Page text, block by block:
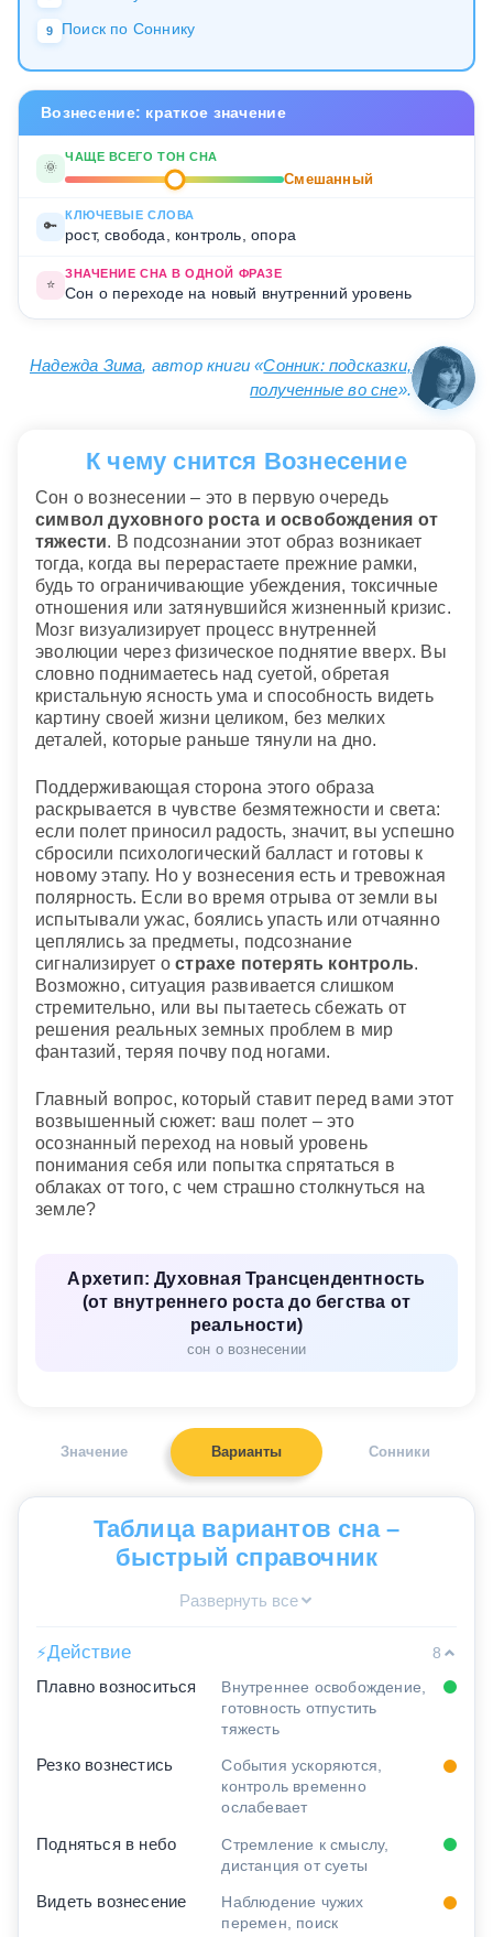
9 Поиск по Соннику
Вознесение: краткое значение
🌞
ЧАЩЕ ВСЕГО ТОН СНА
Смешанный
🔑
КЛЮЧЕВЫЕ СЛОВА
рост, свобода, контроль, опора
⭐
ЗНАЧЕНИЕ СНА В ОДНОЙ ФРАЗЕ
Сон о переходе на новый внутренний уровень
Надежда Зима, автор книги «Сонник: подсказки,
полученные во сне».
К чему снится Вознесение
Сон о вознесении – это в первую очередь
символ духовного роста и освобождения от
тяжести. В подсознании этот образ возникает
тогда, когда вы перерастаете прежние рамки,
будь то ограничивающие убеждения, токсичные
отношения или затянувшийся жизненный кризис.
Мозг визуализирует процесс внутренней
эволюции через физическое поднятие вверх. Вы
словно поднимаетесь над суетой, обретая
кристальную ясность ума и способность видеть
картину своей жизни целиком, без мелких
деталей, которые раньше тянули на дно.
Поддерживающая сторона этого образа
раскрывается в чувстве безмятежности и света:
если полет приносил радость, значит, вы успешно
сбросили психологический балласт и готовы к
новому этапу. Но у вознесения есть и тревожная
полярность. Если во время отрыва от земли вы
испытывали ужас, боялись упасть или отчаянно
цеплялись за предметы, подсознание
сигнализирует острахе потерять контроль.
Возможно, ситуация развивается слишком
стремительно, или вы пытаетесь сбежать от
решения реальных земных проблем в мир
фантазий, теряя почву под ногами.
Главный вопрос, который ставит перед вами этот
возвышенный сюжет: ваш полет – это
осознанный переход на новый уровень
понимания себя или попытка спрятаться в
облаках от того, с чем страшно столкнуться на
земле?
Архетип: Духовная Трансцендентность
(от внутреннего роста до бегства от
реальности)
сон о вознесении
Значение Варианты Сонники
Таблица вариантов сна –
быстрый справочник
Развернуть все
⚡Действие
8
Плавно возноситься
Внутреннее освобождение,
готовность отпустить
тяжесть
Резко вознестись
События ускоряются,
контроль временно
ослабевает
Подняться в небо
Стремление к смыслу,
дистанция от суеты
Видеть вознесение
Наблюдение чужих
перемен, поиск